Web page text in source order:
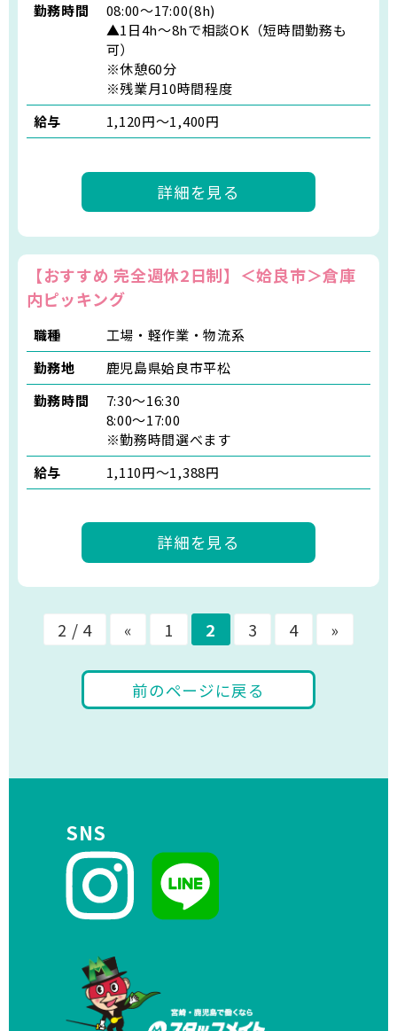
勤務時間
08:00～17:00(8h)
▲1日4h～8hで相談OK（短時間勤務も
可）
※休憩60分
※残業月10時間程度
給与
1,120円～1,400円
詳細を見る
【おすすめ 完全週休2日制】＜姶良市＞倉庫
内ピッキング
職種
工場・軽作業・物流系
勤務地
鹿児島県姶良市平松
勤務時間
7:30～16:30
8:00～17:00
※勤務時間選べます
給与
1,110円～1,388円
詳細を見る
2 / 4 « 1 2 3 4 »
前のページに戻る
SNS